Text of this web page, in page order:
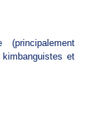
et